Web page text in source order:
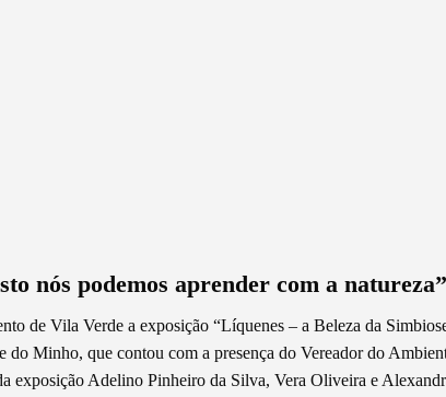
nós podemos aprender com a natureza”
de Vila Verde a exposição “Líquenes – a Beleza da
Minho, que contou com a presença do Vereador do
exposição Adelino Pinheiro da Silva, Vera Oliveira e